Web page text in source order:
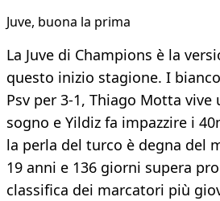
Juve, buona la prima
La Juve di Champions è la
questo inizio stagione. I
Psv per 3-1, Thiago Motta
sogno e Yildiz fa impazzire i
la perla del turco è degna del
19 anni e 136 giorni supera
classifica dei marcatori più